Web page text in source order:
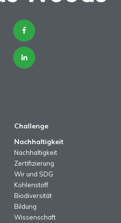
Challenge
Nachhaltigkeit
Nachhaltigkeit
Zertifizierung
Wir und SDG
Kohlenstoff
Biodiversität
Bildung
Wissenschaft